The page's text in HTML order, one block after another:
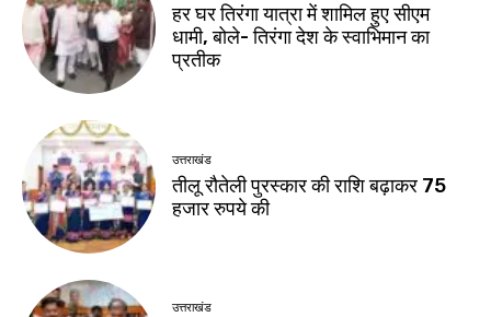
हर घर तिरंगा यात्रा में शामिल हुए सीएम
धामी, बोले- तिरंगा देश के स्वाभिमान का
प्रतीक
उत्तराखंड
तीलू रौतेली पुरस्कार की राशि बढ़ाकर 75
हजार रुपये की
उत्तराखंड